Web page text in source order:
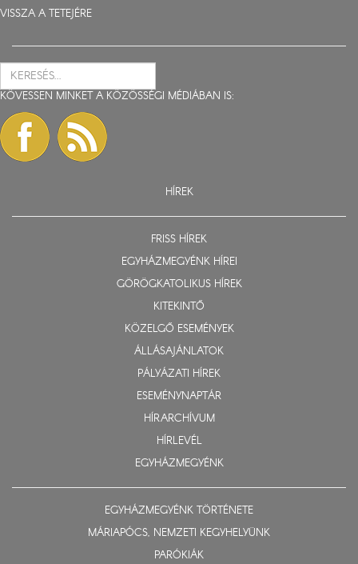
VISSZA A TETEJÉRE
KÖVESSEN MINKET A KÖZÖSSÉGI MÉDIÁBAN IS:
HÍREK
FRISS HÍREK
EGYHÁZMEGYÉNK HÍREI
GÖRÖGKATOLIKUS HÍREK
KITEKINTŐ
KÖZELGŐ ESEMÉNYEK
ÁLLÁSAJÁNLATOK
PÁLYÁZATI HÍREK
ESEMÉNYNAPTÁR
HÍRARCHÍVUM
HÍRLEVÉL
EGYHÁZMEGYÉNK
EGYHÁZMEGYÉNK TÖRTÉNETE
MÁRIAPÓCS, NEMZETI KEGYHELYÜNK
PARÓKIÁK